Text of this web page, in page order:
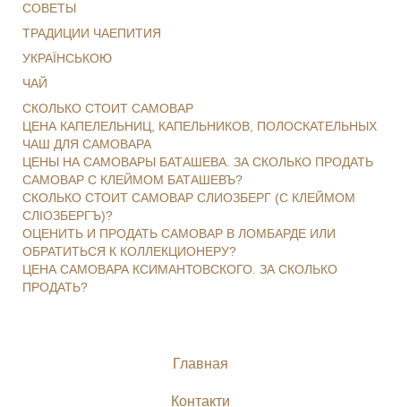
СОВЕТЫ
ТРАДИЦИИ ЧАЕПИТИЯ
УКРАЇНСЬКОЮ
ЧАЙ
СКОЛЬКО СТОИТ САМОВАР
ЦЕНА КАПЕЛЕЛЬНИЦ, КАПЕЛЬНИКОВ, ПОЛОСКАТЕЛЬНЫХ
ЧАШ ДЛЯ САМОВАРА
ЦЕНЫ НА САМОВАРЫ БАТАШЕВА. ЗА СКОЛЬКО ПРОДАТЬ
САМОВАР С КЛЕЙМОМ БАТАШЕВЪ?
СКОЛЬКО СТОИТ САМОВАР СЛИОЗБЕРГ (С КЛЕЙМОМ
СЛІОЗБЕРГЪ)?
ОЦЕНИТЬ И ПРОДАТЬ САМОВАР В ЛОМБАРДЕ ИЛИ
ОБРАТИТЬСЯ К КОЛЛЕКЦИОНЕРУ?
ЦЕНА САМОВАРА КСИМАНТОВСКОГО. ЗА СКОЛЬКО
ПРОДАТЬ?
Главная
Контакти